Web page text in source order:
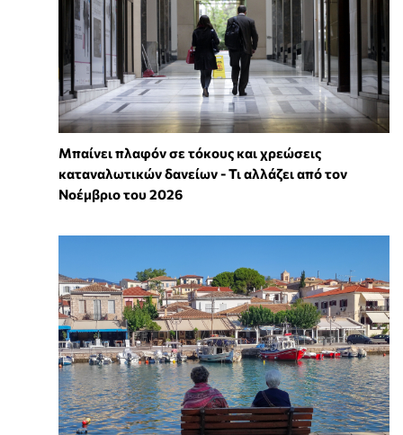
Μπαίνει πλαφόν σε τόκους και χρεώσεις
καταναλωτικών δανείων - Τι αλλάζει από τον
Νοέμβριο του 2026